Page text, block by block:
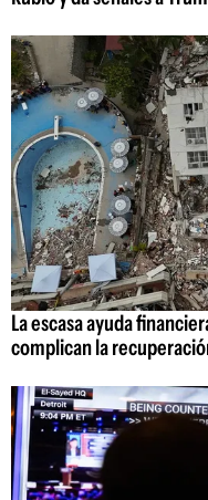
La escasa ayuda
complican la